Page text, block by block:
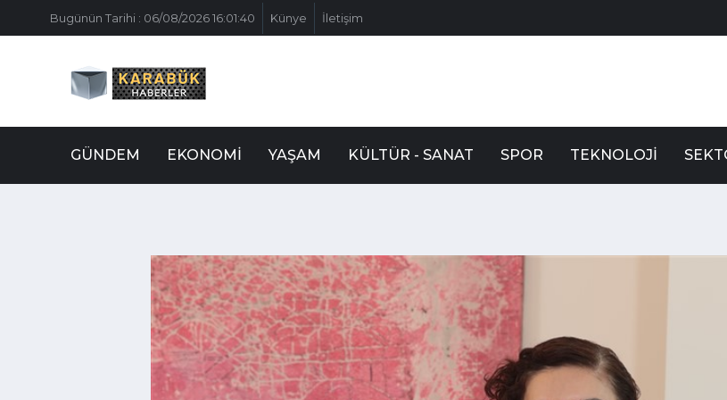
Bugünün Tarihi : 06/08/2026 16:01:40 Künye İletişim
GÜNDEM EKONOMI YAŞAM KÜLTÜR - SANAT SPOR TEKNOLOJI